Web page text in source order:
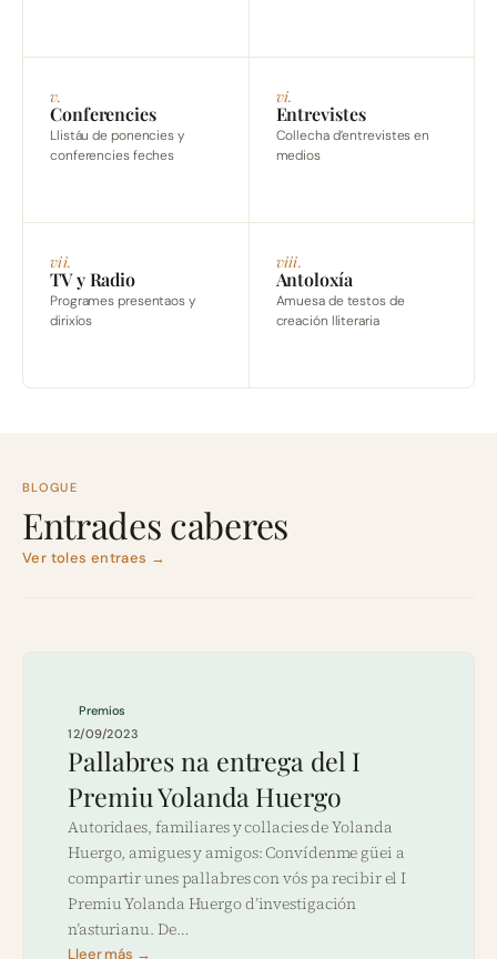
v.
Conferencies
Llistáu de ponencies y
conferencies feches
vi.
Entrevistes
Collecha d’entrevistes en
medios
vii.
TV y Radio
Programes presentaos y
dirixíos
viii.
Antoloxía
Amuesa de testos de
creación lliteraria
BLOGUE
Entrades caberes
Ver toles entraes →
Premios
12/09/2023
Pallabres na entrega del I
Premiu Yolanda Huergo
Autoridaes, familiares y collacies de Yolanda
Huergo, amigues y amigos: Convídenme güei a
compartir unes pallabres con vós pa recibir el I
Premiu Yolanda Huergo d’investigación
n’asturianu. De…
Lleer más →